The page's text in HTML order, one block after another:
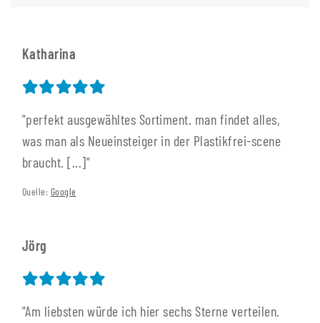
Katharina
"perfekt ausgewähltes Sortiment. man findet alles,
was man als Neueinsteiger in der Plastikfrei-scene
braucht. [...]"
Quelle: Google
Jörg
"Am liebsten würde ich hier sechs Sterne verteilen.